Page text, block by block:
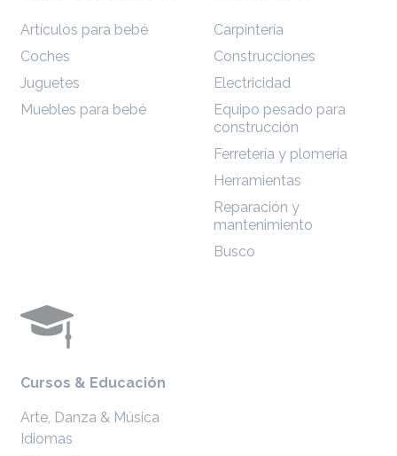
Artículos para bebé
Coches
Juguetes
Muebles para bebé
Carpintería
Construcciones
Electricidad
Equipo pesado para
construcción
Ferretería y plomería
Herramientas
Reparación y
mantenimiento
Busco
Cursos & Educación
Arte, Danza & Música
Idiomas